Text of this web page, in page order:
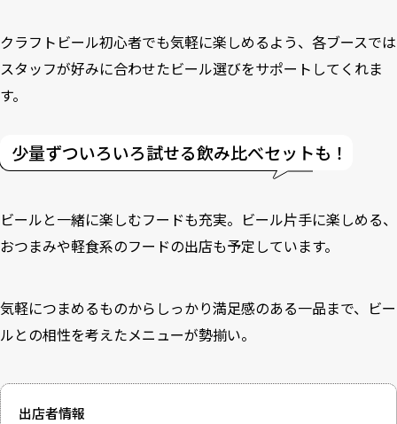
クラフトビール初心者でも気軽に楽しめるよう、各ブースでは
スタッフが好みに合わせたビール選びをサポートしてくれま
す。
少量ずついろいろ試せる飲み比べセットも！
ビールと一緒に楽しむフードも充実。ビール片手に楽しめる、
おつまみや軽食系のフードの出店も予定しています。
気軽につまめるものからしっかり満足感のある一品まで、ビー
ルとの相性を考えたメニューが勢揃い。
出店者情報